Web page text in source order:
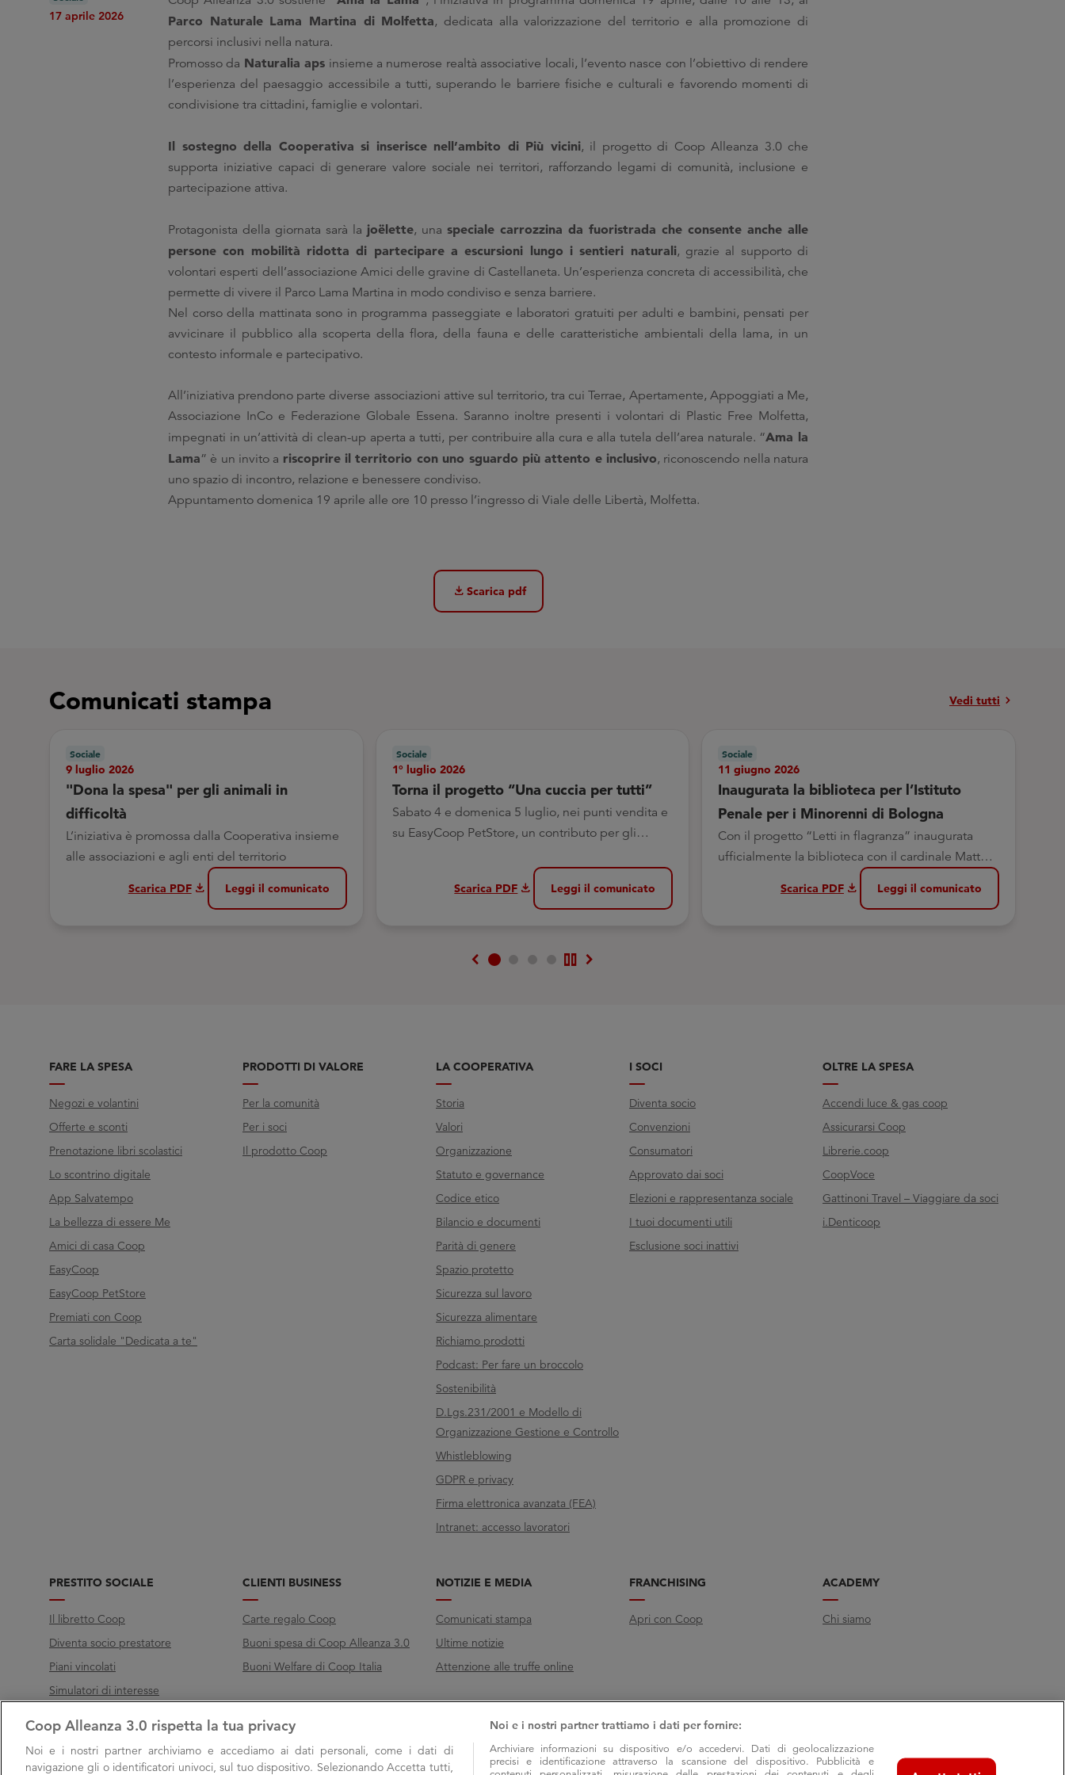
17 aprile 2026
Parco Naturale Lama Martina di Molfetta, dedicata alla valorizzazione del territorio e alla promozione di
percorsi inclusivi nella natura.
Promosso da Naturalia aps insieme a numerose realtà associative locali, l’evento nasce con l’obiettivo di rendere
l’esperienza del paesaggio accessibile a tutti, superando le barriere fisiche e culturali e favorendo momenti di
condivisione tra cittadini, famiglie e volontari.
Il sostegno della Cooperativa si inserisce nell’ambito di Più vicini, il progetto di Coop Alleanza 3.0 che
supporta iniziative capaci di generare valore sociale nei territori, rafforzando legami di comunità, inclusione e
partecipazione attiva.
Protagonista della giornata sarà la joëlette, una speciale carrozzina da fuoristrada che consente anche alle
persone con mobilità ridotta di partecipare a escursioni lungo i sentieri naturali, grazie al supporto di
volontari esperti dell’associazione Amici delle gravine di Castellaneta. Un’esperienza concreta di accessibilità, che
permette di vivere il Parco Lama Martina in modo condiviso e senza barriere.
Nel corso della mattinata sono in programma passeggiate e laboratori gratuiti per adulti e bambini, pensati per
avvicinare il pubblico alla scoperta della flora, della fauna e delle caratteristiche ambientali della lama, in un
contesto informale e partecipativo.
All’iniziativa prendono parte diverse associazioni attive sul territorio, tra cui Terrae, Apertamente, Appoggiati a Me,
Associazione InCo e Federazione Globale Essena. Saranno inoltre presenti i volontari di Plastic Free Molfetta,
impegnati in un’attività di clean-up aperta a tutti, per contribuire alla cura e alla tutela dell’area naturale. “Ama la
Lama” è un invito a riscoprire il territorio con uno sguardo più attento e inclusivo, riconoscendo nella natura
uno spazio di incontro, relazione e benessere condiviso.
Appuntamento domenica 19 aprile alle ore 10 presso l’ingresso di Viale delle Libertà, Molfetta.
download Scarica pdf
Comunicati stampa Vedi tutti chevron_right
Sociale
9 luglio 2026
"Dona la spesa" per gli animali in
difficoltà
L’iniziativa è promossa dalla Cooperativa insieme
alle associazioni e agli enti del territorio
Scarica PDF download Leggi il comunicato
Sociale
1° luglio 2026
Torna il progetto “Una cuccia per tutti”
Sabato 4 e domenica 5 luglio, nei punti vendita e
su EasyCoop PetStore, un contributo per gli
Scarica PDF download Leggi il comunicato
Sociale
11 giugno 2026
Inaugurata la biblioteca per l’Istituto
Penale per i Minorenni di Bologna
Con il progetto “Letti in flagranza” inaugurata
ufficialmente la biblioteca con il cardinale Matteo
Scarica PDF download Leggi il comunicato
chevron_left pause chevron_right
FARE LA SPESA
Negozi e volantini
Offerte e sconti
Prenotazione libri scolastici
Lo scontrino digitale
App Salvatempo
La bellezza di essere Me
Amici di casa Coop
EasyCoop
EasyCoop PetStore
Premiati con Coop
Carta solidale "Dedicata a te"
PRODOTTI DI VALORE
Per la comunità
Per i soci
Il prodotto Coop
LA COOPERATIVA
Storia
Valori
Organizzazione
Statuto e governance
Codice etico
Bilancio e documenti
Parità di genere
Spazio protetto
Sicurezza sul lavoro
Sicurezza alimentare
Richiamo prodotti
Podcast: Per fare un broccolo
Sostenibilità
D.Lgs.231/2001 e Modello di
Organizzazione Gestione e Controllo
Whistleblowing
GDPR e privacy
Firma elettronica avanzata (FEA)
Intranet: accesso lavoratori
I SOCI
Diventa socio
Convenzioni
Consumatori
Approvato dai soci
Elezioni e rappresentanza sociale
I tuoi documenti utili
Esclusione soci inattivi
OLTRE LA SPESA
Accendi luce & gas coop
Assicurarsi Coop
Librerie.coop
CoopVoce
Gattinoni Travel – Viaggiare da soci
i.Denticoop
PRESTITO SOCIALE
Il libretto Coop
Diventa socio prestatore
Piani vincolati
Simulatori di interesse
CLIENTI BUSINESS
Carte regalo Coop
Buoni spesa di Coop Alleanza 3.0
Buoni Welfare di Coop Italia
NOTIZIE E MEDIA
Comunicati stampa
Ultime notizie
Attenzione alle truffe online
FRANCHISING
Apri con Coop
ACADEMY
Chi siamo
Call800 000 003
Coop Alleanza 3.0 rispetta la tua privacy
Noi e i nostri partner archiviamo e accediamo ai dati personali, come i dati di
navigazione gli o identificatori univoci, sul tuo dispositivo. Selezionando Accetta tutti,
Noi e i nostri partner trattiamo i dati per fornire:
Archiviare informazioni su dispositivo e/o accedervi. Dati di geolocalizzazione
precisi e identificazione attraverso la scansione del dispositivo. Pubblicità e